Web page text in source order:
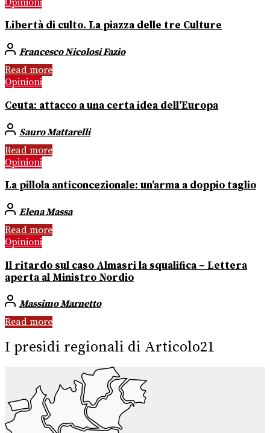
Libertà di culto. La piazza delle tre Culture
Francesco Nicolosi Fazio
Read more
Opinioni
Ceuta: attacco a una certa idea dell’Europa
Sauro Mattarelli
Read more
Opinioni
La pillola anticoncezionale: un’arma a doppio taglio
Elena Massa
Read more
Opinioni
Il ritardo sul caso Almasri la squalifica – Lettera
aperta al Ministro Nordio
Massimo Marnetto
Read more
I presidi regionali di Articolo21